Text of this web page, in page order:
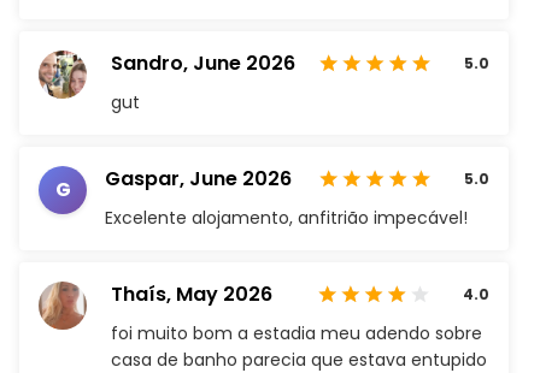
Sandro, June 2026 5.0
gut
G Gaspar, June 2026 5.0
Excelente alojamento, anfitrião impecável!
Thaís, May 2026 4.0
foi muito bom a estadia meu adendo sobre
casa de banho parecia que estava entupido